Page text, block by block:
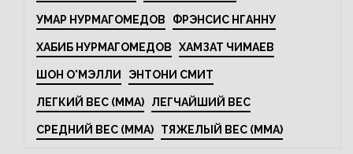
УМАР НУРМАГОМЕДОВ ФРЭНСИС НГАННУ
ХАБИБ НУРМАГОМЕДОВ ХАМЗАТ ЧИМАЕВ
ШОН О'МЭЛЛИ ЭНТОНИ СМИТ
ЛЕГКИЙ ВЕС (MMA) ЛЕГЧАЙШИЙ ВЕС
СРЕДНИЙ ВЕС (MMA) ТЯЖЕЛЫЙ ВЕС (MMA)